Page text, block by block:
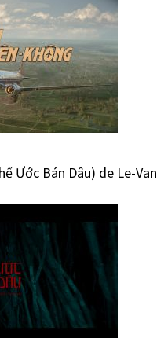
Ước Bán Dâu) de Le-Van